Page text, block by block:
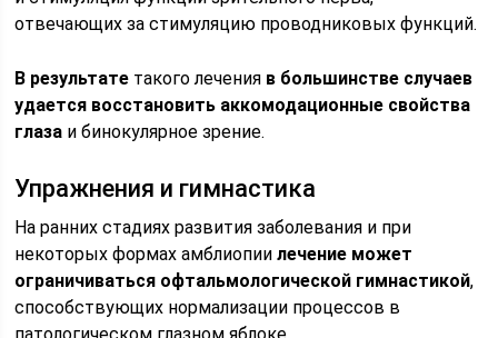
отвечающих за стимуляцию проводниковых функций.
В результате такого лечения в большинстве случаев
удается восстановить аккомодационные свойства
глаза и бинокулярное зрение.
Упражнения и гимнастика
На ранних стадиях развития заболевания и при
некоторых формах амблиопии лечение может
ограничиваться офтальмологической гимнастикой,
способствующих нормализации процессов в